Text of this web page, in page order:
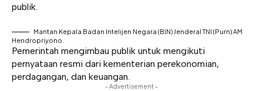
publik.
Mantan Kepala Badan Intelijen Negara (BIN) Jenderal TNI (Purn) AM
Hendropriyono.
Pemerintah mengimbau publik untuk mengikuti
pernyataan resmi dari kementerian perekonomian,
perdagangan, dan keuangan.
- Advertisement -